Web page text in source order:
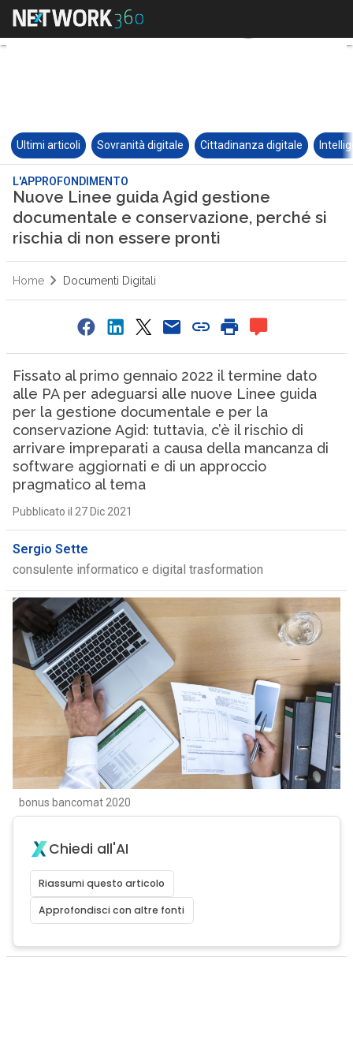
Ultimi articoli Sovranità digitale Cittadinanza digitale
L'APPROFONDIMENTO
Nuove Linee guida Agid gestione
documentale e conservazione, perché si
rischia di non essere pronti
Home Documenti Digitali
Fissato al primo gennaio 2022 il termine dato
alle PA per adeguarsi alle nuove Linee guida
per la gestione documentale e per la
conservazione Agid: tuttavia, c’è il rischio di
arrivare impreparati a causa della mancanza di
software aggiornati e di un approccio
pragmatico al tema
Pubblicato il 27 Dic 2021
Sergio Sette
consulente informatico e digital trasformation
bonus bancomat 2020
Chiedi all'AI
Riassumi questo articolo
Approfondisci con altre fonti